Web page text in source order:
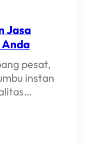
Jasa
Anda
pesat,
instan